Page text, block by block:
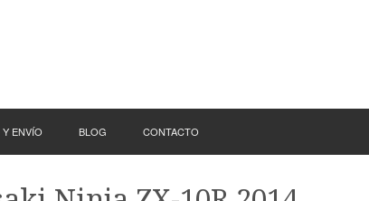
Y ENVÍO BLOG CONTACTO